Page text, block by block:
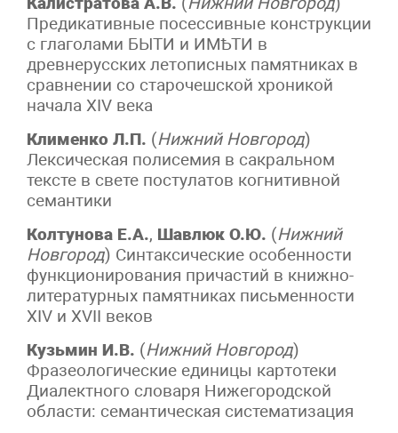
Предикативные посессивные конструкции
с глаголами БЫТИ и ИМѢТИ в
древнерусских летописных памятниках в
сравнении со старочешской хроникой
начала XIV века
Клименко Л.П. (Нижний Новгород)
Лексическая полисемия в сакральном
тексте в свете постулатов когнитивной
семантики
Колтунова Е.А., Шавлюк О.Ю. (Нижний
Новгород) Синтаксические особенности
функционирования причастий в книжно-
литературных памятниках письменности
XIV и XVII веков
Кузьмин И.В. (Нижний Новгород)
Фразеологические единицы картотеки
Диалектного словаря Нижегородской
области: семантическая систематизация